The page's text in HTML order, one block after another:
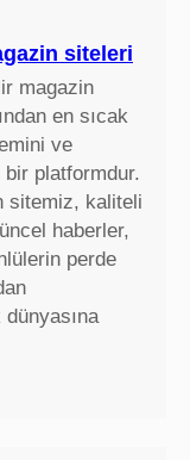
siteleri
magazin
en sıcak
ve
bir platformdur.
sitemiz, kaliteli
haberler,
perde